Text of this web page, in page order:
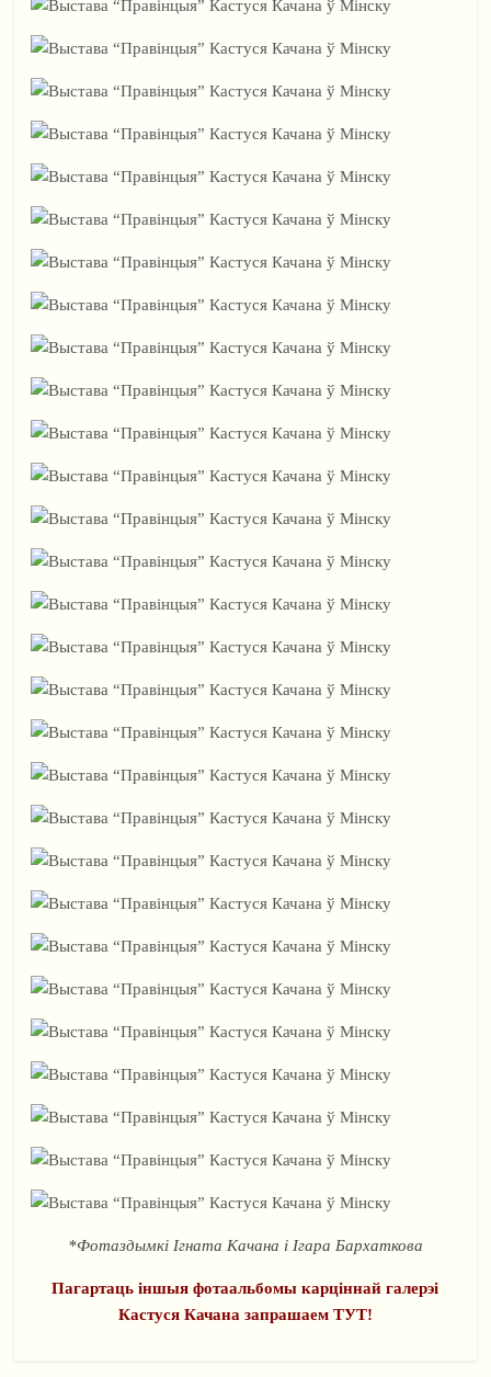
*Фотаздымкі Ігната Качана і Ігара Бархаткова
Пагартаць іншыя фотаальбомы карціннай галерэі
Кастуся Качана запрашаем ТУТ!